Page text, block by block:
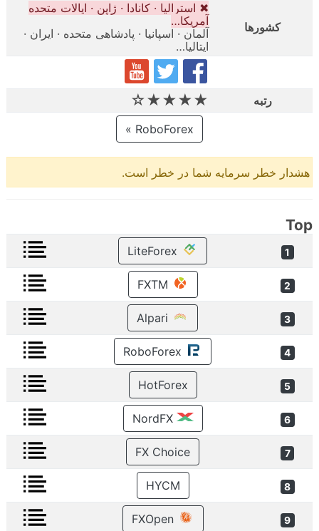
کشورها
✖ استرالیا · کانادا · ژاپن · ایالات متحده
آمریکا…
آلمان · اسپانیا · پادشاهی متحده · ایران ·
ایتالیا…
رتبه ★★★★☆
RoboForex »
هشدار خطر سرمایه شما در خطر است.
Top
1
2
3
4
5
HotForex
6
NordFX
7
FX Choice
8
HYCM
9
FXOpen